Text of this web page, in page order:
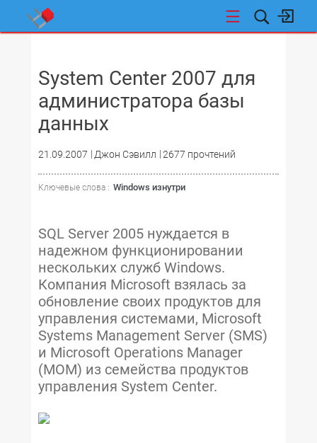
System Center 2007 для
администратора базы
данных
21.09.2007 Джон Сэвилл 2677 прочтений
Ключевые слова : Windows изнутри
SQL Server 2005 нуждается в
надежном функционировании
нескольких служб Windows.
Компания Microsoft взялась за
обновление своих продуктов для
управления системами, Microsoft
Systems Management Server (SMS)
и Microsoft Operations Manager
(MOM) из семейства продуктов
управления System Center.